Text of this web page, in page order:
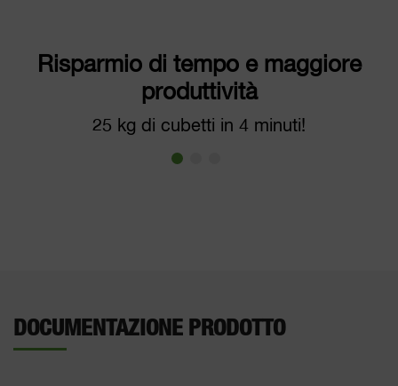
Risparmio di tempo e maggiore
produttività
25 kg di cubetti in 4 minuti!
DOCUMENTAZIONE PRODOTTO